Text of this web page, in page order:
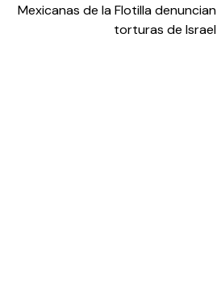
Mexicanas de la Flotilla denuncian
torturas de Israel